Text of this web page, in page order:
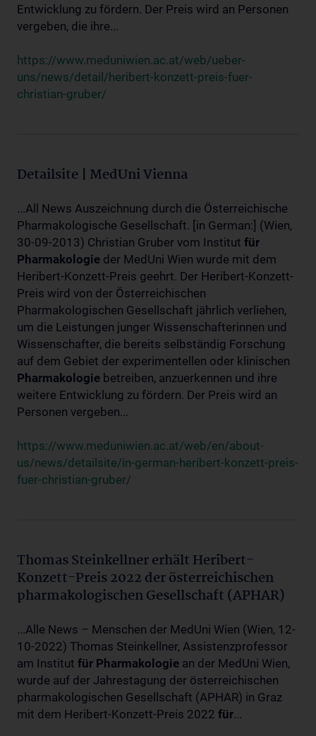
Entwicklung zu fördern. Der Preis wird an Personen
vergeben, die ihre...
https://www.meduniwien.ac.at/web/ueber-
uns/news/detail/heribert-konzett-preis-fuer-
christian-gruber/
Detailsite | MedUni Vienna
...All News Auszeichnung durch die Österreichische
Pharmakologische Gesellschaft. [in German:] (Wien,
30-09-2013) Christian Gruber vom Institut für
Pharmakologie der MedUni Wien wurde mit dem
Heribert-Konzett-Preis geehrt. Der Heribert-Konzett-
Preis wird von der Österreichischen
Pharmakologischen Gesellschaft jährlich verliehen,
um die Leistungen junger Wissenschafterinnen und
Wissenschafter, die bereits selbständig Forschung
auf dem Gebiet der experimentellen oder klinischen
Pharmakologie betreiben, anzuerkennen und ihre
weitere Entwicklung zu fördern. Der Preis wird an
Personen vergeben...
https://www.meduniwien.ac.at/web/en/about-
us/news/detailsite/in-german-heribert-konzett-preis-
fuer-christian-gruber/
Thomas Steinkellner erhält Heribert-
Konzett-Preis 2022 der österreichischen
pharmakologischen Gesellschaft (APHAR)
...Alle News – Menschen der MedUni Wien (Wien, 12-
10-2022) Thomas Steinkellner, Assistenzprofessor
am Institut für Pharmakologie an der MedUni Wien,
wurde auf der Jahrestagung der österreichischen
pharmakologischen Gesellschaft (APHAR) in Graz
mit dem Heribert-Konzett-Preis 2022 für...